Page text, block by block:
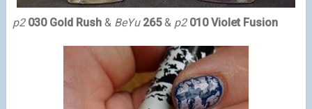
p2 030 Gold Rush &BeYu 265& p2 010 Violet Fusion